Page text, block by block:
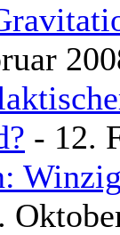
- 12.